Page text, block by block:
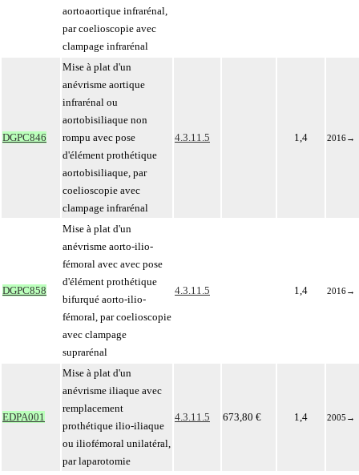
aortoaortique infrarénal,
par coelioscopie avec
clampage infrarénal
DGPC846
Mise à plat d'un
anévrisme aortique
infrarénal ou
aortobisiliaque non
rompu avec pose
d'élément prothétique
aortobisiliaque, par
coelioscopie avec
clampage infrarénal
4.3.11.5 1,4 2016→
DGPC858
Mise à plat d'un
anévrisme aorto-ilio-
fémoral avec avec pose
d'élément prothétique
bifurqué aorto-ilio-
fémoral, par coelioscopie
avec clampage
suprarénal
4.3.11.5 1,4 2016→
EDPA001
Mise à plat d'un
anévrisme iliaque avec
remplacement
prothétique ilio-iliaque
ou iliofémoral unilatéral,
par laparotomie
4.3.11.5 673,80 € 1,4 2005 →